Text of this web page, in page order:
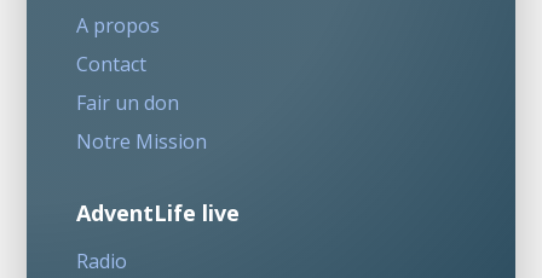
A propos
Contact
Fair un don
Notre Mission
AdventLife live
Radio